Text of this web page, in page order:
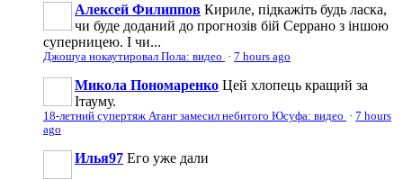
Алексей Филиппов Кириле, підкажіть будь ласка,
чи буде доданий до прогнозів бій Серрано з іншою
суперницею. І чи...
Джошуа нокаутировал Пола: видео · 7 hours ago
Микола Пономаренко Цей хлопець кращий за
Ітауму.
18-летний супертяж Атанг замесил небитого Юсуфа: видео · 7 hours
ago
Илья97 Его уже дали